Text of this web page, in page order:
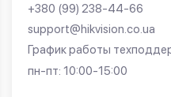
+380 (99) 238-44-66
support@hikvision.co.ua
График работы
пн-пт: 10:00-15:00